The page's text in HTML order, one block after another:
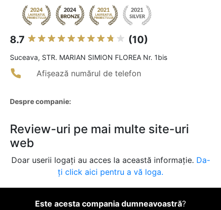
8.7 (10)
Suceava, STR. MARIAN SIMION FLOREA Nr. 1bis
Afișează numărul de telefon
Despre companie:
Review-uri pe mai multe site-uri
web
Doar userii logați au acces la această informație. Da-
ți click aici pentru a vă loga.
Este acesta compania dumneavoastră?